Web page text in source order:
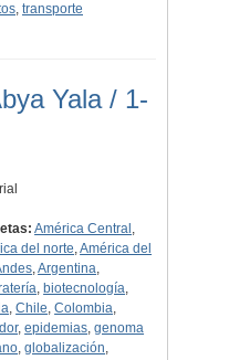
, transporte
Yala / 1-
América Central ,
del norte,América del
,Argentina,
, biotecnología,
,Chile,Colombia,
,epidemias,genoma
,globalización,